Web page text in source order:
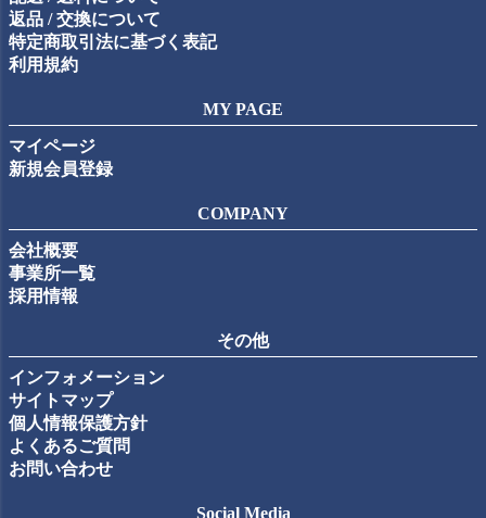
返品 / 交換について
特定商取引法に基づく表記
利用規約
MY PAGE
マイページ
新規会員登録
COMPANY
会社概要
事業所一覧
採用情報
その他
インフォメーション
サイトマップ
個人情報保護方針
よくあるご質問
お問い合わせ
Social Media